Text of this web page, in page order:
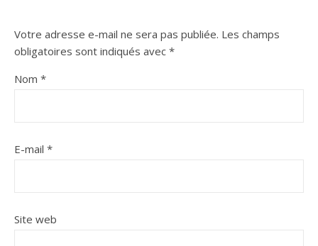
Votre adresse e-mail ne sera pas publiée. Les champs
obligatoires sont indiqués avec *
Nom *
E-mail *
Site web